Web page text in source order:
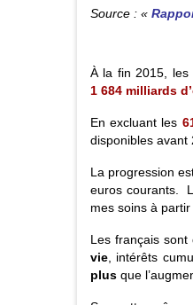
Source : «
À la fin 2015, les
1 684 milliards
En excluant les
disponibles avant
La progression
euros courants.
mes soins à
Les français
vie , intérêts
plus que